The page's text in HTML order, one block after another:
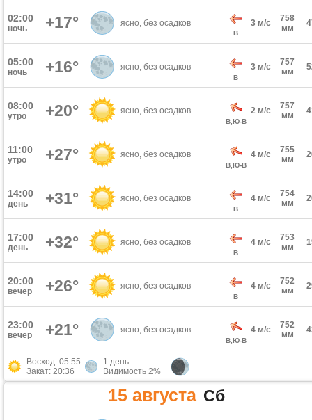
02:00
ночь +17° ясно, без осадков
В
3 м/с
758
мм
05:00
ночь +16° ясно, без осадков
В
3 м/с
757
мм
08:00
утро +20° ясно, без осадков
В,Ю-В
2 м/с
757
мм
11:00
утро +27° ясно, без осадков
В,Ю-В
4 м/с
755
мм
14:00
день +31° ясно, без осадков
В
4 м/с
754
мм
17:00
день +32° ясно, без осадков
В
4 м/с
753
мм
20:00
вечер +26° ясно, без осадков
В
4 м/с
752
мм
23:00
вечер +21° ясно, без осадков
В,Ю-В
4 м/с
752
мм
Восход: 05:55
Закат: 20:36
1 день
Видимость 2%
15 августа Сб